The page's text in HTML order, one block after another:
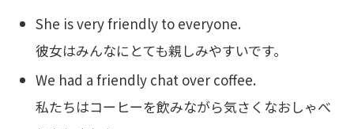
She is very friendly to everyone.
彼女はみんなにとても親しみやすいです。
We had a friendly chat over coffee.
私たちはコーヒーを飲みながら気さくなおしゃべ